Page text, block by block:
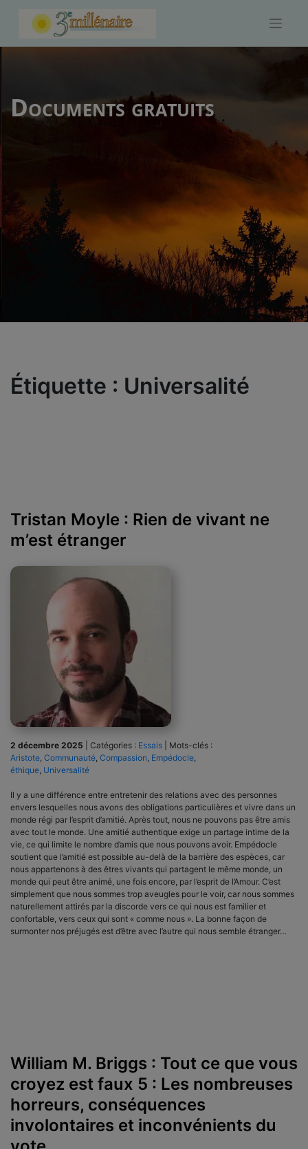
Documents gratuits
Étiquette : Universalité
Tristan Moyle : Rien de vivant ne
m’est étranger
2 décembre 2025 Catégories : Essais
Mots-clés :
Aristote Communauté Compassion Empédocle
éthique Universalité
Il y a une différence entre entretenir des relations avec des personnes
envers lesquelles nous avons des obligations particulières et vivre dans un
monde régi par l’esprit d’amitié. Après tout, nous ne pouvons pas être amis
avec tout le monde. Une amitié authentique exige un partage intime de la
vie, ce qui limite le nombre d’amis que nous pouvons avoir. Empédocle
soutient que l’amitié est possible au-delà de la barrière des espèces, car
nous appartenons à des êtres vivants qui partagent le même monde, un
monde qui peut être animé, une fois encore, par l’esprit de l’Amour. C’est
simplement que nous sommes trop aveugles pour le voir, car nous sommes
naturellement attirés par la discorde vers ce qui nous est familier et
confortable, vers ceux qui sont « comme nous ». La bonne façon de
surmonter nos préjugés est d’être avec l’autre qui nous semble étranger…
William M. Briggs : Tout ce que vous
croyez est faux 5 : Les nombreuses
horreurs, conséquences
involontaires et inconvénients du